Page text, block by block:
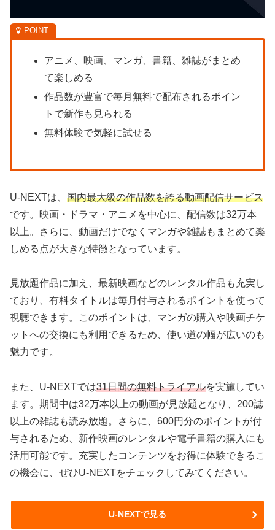
アニメ、映画、マンガ、書籍、雑誌がまとめ
て楽しめる
作品数が豊富で毎月無料で配布されるポイン
トで新作も見られる
無料体験で気軽に試せる
U-NEXTは、 国内最大級の作品数を誇る動画配信サービス
です。映画・ドラマ・アニメを中心に、配信数は32万本
以上。さらに、動画だけでなくマンガや雑誌もまとめて楽
しめる点が大きな特徴となっています。
見放題作品に加え、最新映画などのレンタル作品も充実し
ており、有料タイトルは毎月付与されるポイントを使って
視聴できます。このポイントは、マンガの購入や映画チケ
ットへの交換にも利用できるため、使い道の幅が広いのも
魅力です。
また、U-NEXTでは31日間の無料トライアルを実施してい
ます。期間中は32万本以上の動画が見放題となり、200誌
以上の雑誌も読み放題。さらに、600円分のポイントが付
与されるため、新作映画のレンタルや電子書籍の購入にも
活用可能です。充実したコンテンツをお得に体験できるこ
の機会に、ぜひU-NEXTをチェックしてみてください。
U-NEXTで見る